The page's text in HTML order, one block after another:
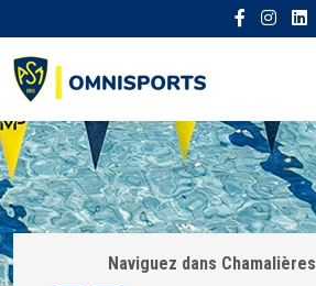
Naviguez dans